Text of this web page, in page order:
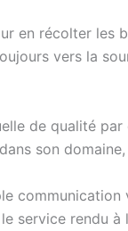
en récolter les
vers la
de qualité
son
communication
service rendu